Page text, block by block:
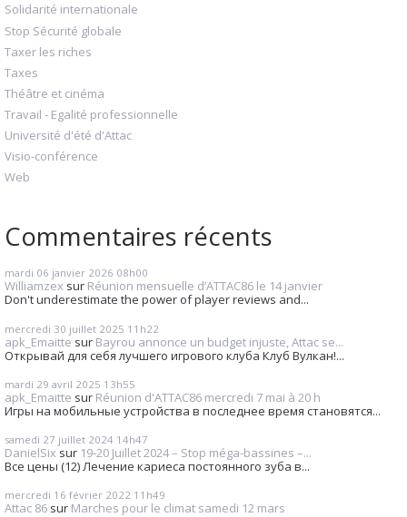
Solidarité internationale
Stop Sécurité globale
Taxer les riches
Taxes
Théâtre et cinéma
Travail - Egalité professionnelle
Université d'été d'Attac
Visio-conférence
Web
Commentaires récents
mardi 06 janvier 2026 08h00
Williamzex sur Réunion mensuelle d’ATTAC86 le 14 janvier
Don't underestimate the power of player reviews and...
mercredi 30 juillet 2025 11h22
apk_Emaitte sur Bayrou annonce un budget injuste, Attac se...
Открывай для себя лучшего игрового клуба Клуб Вулкан!...
mardi 29 avril 2025 13h55
apk_Emaitte sur Réunion d'ATTAC86 mercredi 7 mai à 20 h
Игры на мобильные устройства в последнее время становятся...
samedi 27 juillet 2024 14h47
DanielSix sur 19-20 Juillet 2024 – Stop méga-bassines –...
Все цены (12) Лечение кариеса постоянного зуба в...
mercredi 16 février 2022 11h49
Attac 86 sur Marches pour le climat samedi 12 mars